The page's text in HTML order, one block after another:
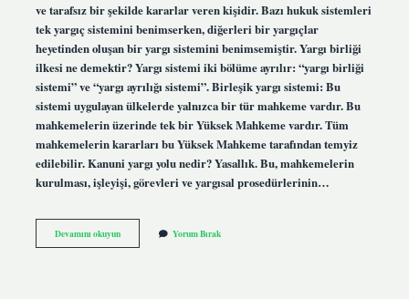
ve tarafsız bir şekilde kararlar veren kişidir. Bazı hukuk sistemleri
tek yargıç sistemini benimserken, diğerleri bir yargıçlar
heyetinden oluşan bir yargı sistemini benimsemiştir. Yargı birliği
ilkesi ne demektir? Yargı sistemi iki bölüme ayrılır: “yargı birliği
sistemi” ve “yargı ayrılığı sistemi”. Birleşik yargı sistemi: Bu
sistemi uygulayan ülkelerde yalnızca bir tür mahkeme vardır. Bu
mahkemelerin üzerinde tek bir Yüksek Mahkeme vardır. Tüm
mahkemelerin kararları bu Yüksek Mahkeme tarafından temyiz
edilebilir. Kanuni yargı yolu nedir? Yasallık. Bu, mahkemelerin
kurulması, işleyişi, görevleri ve yargısal prosedürlerinin…
Devamını okuyunYasal
Yargıç
Yorum Bırak